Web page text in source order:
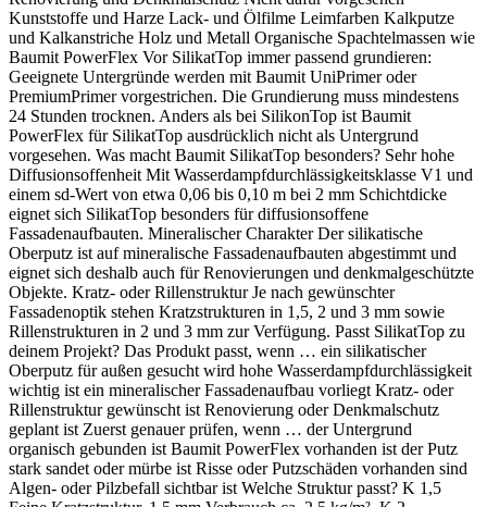
Kunststoffe und Harze Lack- und Ölfilme Leimfarben Kalkputze
und Kalkanstriche Holz und Metall Organische Spachtelmassen wie
Baumit PowerFlex Vor SilikatTop immer passend grundieren:
Geeignete Untergründe werden mit Baumit UniPrimer oder
PremiumPrimer vorgestrichen. Die Grundierung muss mindestens
24 Stunden trocknen. Anders als bei SilikonTop ist Baumit
PowerFlex für SilikatTop ausdrücklich nicht als Untergrund
vorgesehen. Was macht Baumit SilikatTop besonders? Sehr hohe
Diffusionsoffenheit Mit Wasserdampfdurchlässigkeitsklasse V1 und
einem sd-Wert von etwa 0,06 bis 0,10 m bei 2 mm Schichtdicke
eignet sich SilikatTop besonders für diffusionsoffene
Fassadenaufbauten. Mineralischer Charakter Der silikatische
Oberputz ist auf mineralische Fassadenaufbauten abgestimmt und
eignet sich deshalb auch für Renovierungen und denkmalgeschützte
Objekte. Kratz- oder Rillenstruktur Je nach gewünschter
Fassadenoptik stehen Kratzstrukturen in 1,5, 2 und 3 mm sowie
Rillenstrukturen in 2 und 3 mm zur Verfügung. Passt SilikatTop zu
deinem Projekt? Das Produkt passt, wenn … ein silikatischer
Oberputz für außen gesucht wird hohe Wasserdampfdurchlässigkeit
wichtig ist ein mineralischer Fassadenaufbau vorliegt Kratz- oder
Rillenstruktur gewünscht ist Renovierung oder Denkmalschutz
geplant ist Zuerst genauer prüfen, wenn … der Untergrund
organisch gebunden ist Baumit PowerFlex vorhanden ist der Putz
stark sandet oder mürbe ist Risse oder Putzschäden vorhanden sind
Algen- oder Pilzbefall sichtbar ist Welche Struktur passt? K 1,5